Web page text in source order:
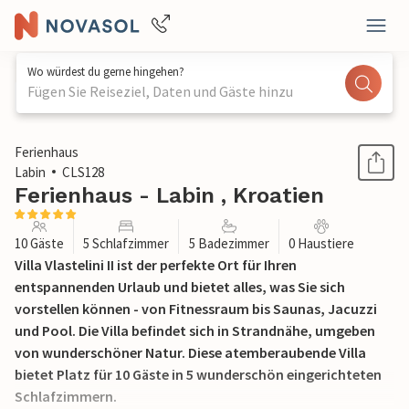
Wo würdest du gerne hingehen?
Fügen Sie Reiseziel, Daten und Gäste hinzu
1 / 60
Ferienhaus
Labin
CLS128
Ferienhaus - Labin , Kroatien
10 Gäste 5 Schlafzimmer 5 Badezimmer 0 Haustiere
Villa Vlastelini II ist der perfekte Ort für Ihren
entspannenden Urlaub und bietet alles, was Sie sich
vorstellen können - von Fitnessraum bis Saunas, Jacuzzi
und Pool. Die Villa befindet sich in Strandnähe, umgeben
von wunderschöner Natur. Diese atemberaubende Villa
bietet Platz für 10 Gäste in 5 wunderschön eingerichteten
Schlafzimmern.